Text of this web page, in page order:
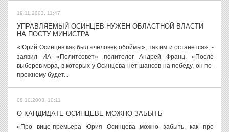
19.11.2003, 11:47
УПРАВЛЯЕМЫЙ ОСИНЦЕВ НУЖЕН ОБЛАСТНОЙ ВЛАСТИ
НА ПОСТУ МИНИСТРА
«Юрий Осинцев как был «человек обоймы», так им и останется», -
заявил ИА «Политсовет» политолог Андрей Франц. «После
выборов мэра, в которых у Осинцева нет шансов на победу, он по-
прежнему будет...
08.10.2003, 10:11
О КАНДИДАТЕ ОСИНЦЕВЕ МОЖНО ЗАБЫТЬ
«Про вице-премьера Юрия Осинцева можно забыть, как про